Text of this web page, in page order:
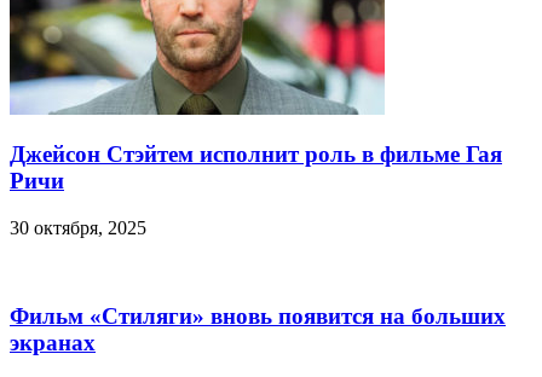
Джейсон Стэйтем исполнит роль в фильме Гая
Ричи
30 октября, 2025
Фильм «Стиляги» вновь появится на больших
экранах